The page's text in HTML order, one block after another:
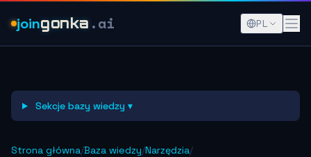
joingonka .ai PL
Sekcje bazy wiedzy ▾
Strona główna/Baza wiedzy/Narzędzia/